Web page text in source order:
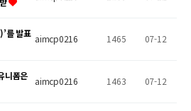
를 발표 aimcp0216 1465 07-12
니폼은
aimcp0216 1463 07-12